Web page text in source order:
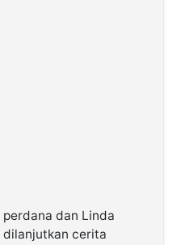
dan Linda
dilanjutkan cerita